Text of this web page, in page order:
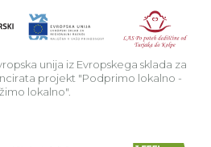
unija iz Evropskega sklada za
projekt "Podprimo lokalno -
lokalno".